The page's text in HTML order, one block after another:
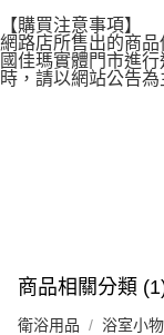
【購買注意事項】
網路店所售出的商
國佳瑪實體門市進
時，請以網站公告為
商品相關分類
衛浴用品 浴室小物